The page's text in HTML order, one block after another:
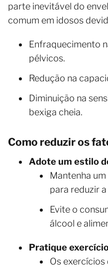
parte inevitável do
comum em idosos
Enfraquecimento
pélvicos.
Redução na
Diminuição na
bexiga cheia.
Como reduzir os
Adote um estilo
Mantenha
para reduzir
Evite o
álcool e
Pratique
Os exercícios